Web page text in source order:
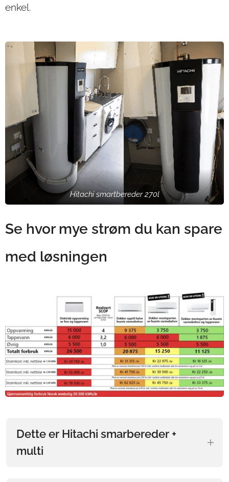
enkel.
Hitachi smartbereder 270l
Se hvor mye strøm du kan spare
med løsningen
Dette er Hitachi smarbereder +
multi